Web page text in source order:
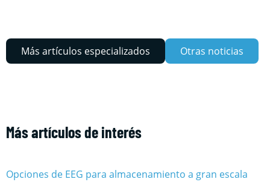
Más artículos especializados Otras noticias
Más artículos de interés